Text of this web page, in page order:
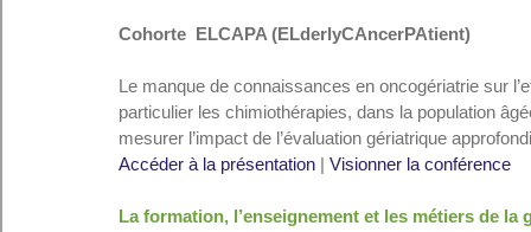
Cohorte  ELCAPA (ELderlyCAncerPAtient)
Le manque de connaissances en oncogériatrie sur
particulier les chimiothérapies, dans la population
mesurer l’impact de l’évaluation gériatrique
Accéder à la présentation | Visionner la conférence
La formation, l’enseignement et les métiers de la